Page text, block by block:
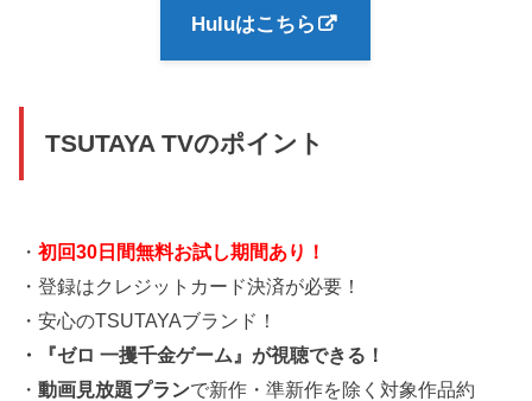
Huluはこちら
TSUTAYA TVのポイント
・初回30日間無料お試し期間あり！
・登録はクレジットカード決済が必要！
・安心のTSUTAYAブランド！
・『ゼロ 一攫千金ゲーム』が視聴できる！
・動画見放題プランで新作・準新作を除く対象作品約